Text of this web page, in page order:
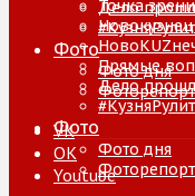
Дело
#КузняРулит
Фото
Фото дня
VK
ОК
Youtube
Точка
Прямые
Дело
#КузняРулит
Фото
Фото дня